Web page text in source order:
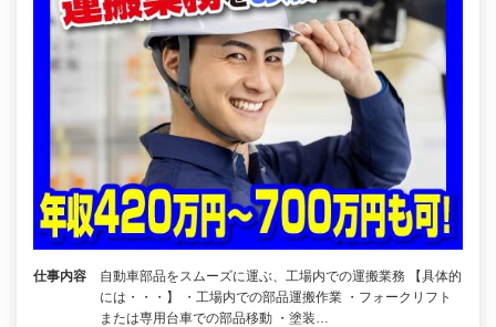
仕事内容
自動車部品をスムーズに運ぶ、工場内での運搬業務 【具体的
には・・・】 ・工場内での部品運搬作業 ・フォークリフト
または専用台車での部品移動 ・塗装…